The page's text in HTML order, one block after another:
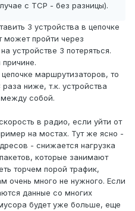
с TCP - без разницы).
3 устройства в цепочке
может пройти через
устройстве 3 потеряться.
маршрутизаторов, то
раза ниже, т.к. устройства
между собой.
в радио, если уйти от
на мостах. Тут же ясно -
- снижается нагрузка
которые занимают
торчем порой трафик,
очень много не нужного. Если
данные со многих
будет уже больше, еще